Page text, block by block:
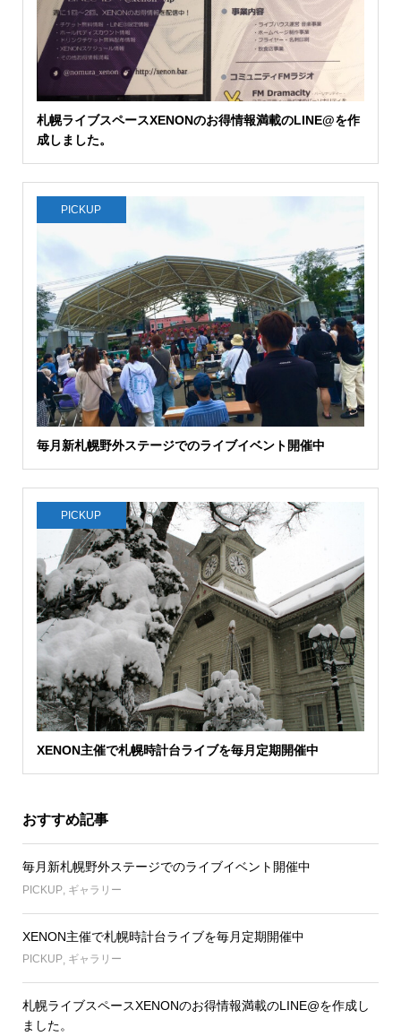
札幌ライブスペースXENONのお得情報満載のLINE@を作
成しました。
PICKUP
毎月新札幌野外ステージでのライブイベント開催中
PICKUP
XENON主催で札幌時計台ライブを毎月定期開催中
おすすめ記事
毎月新札幌野外ステージでのライブイベント開催中
PICKUP, ギャラリー
XENON主催で札幌時計台ライブを毎月定期開催中
PICKUP, ギャラリー
札幌ライブスペースXENONのお得情報満載のLINE@を作成し
ました。